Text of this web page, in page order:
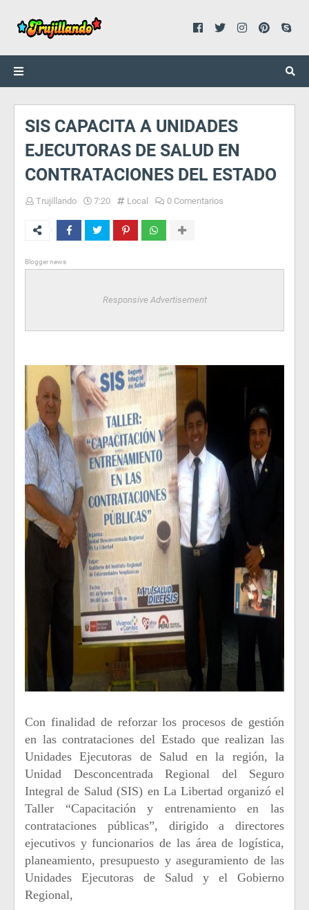
SIS CAPACITA A UNIDADES
EJECUTORAS DE SALUD EN
CONTRATACIONES DEL ESTADO
Trujillando 7:20 Local 0 Comentarios
Blogger news
Responsive Advertisement
Con finalidad de reforzar los procesos de gestión
en las contrataciones del Estado que realizan las
Unidades Ejecutoras de Salud en la región, la
Unidad Desconcentrada Regional del Seguro
Integral de Salud (SIS) en La Libertad organizó el
Taller “Capacitación y entrenamiento en las
contrataciones públicas”, dirigido a directores
ejecutivos y funcionarios de las área de logística,
planeamiento, presupuesto y aseguramiento de las
Unidades Ejecutoras de Salud y el Gobierno
Regional,